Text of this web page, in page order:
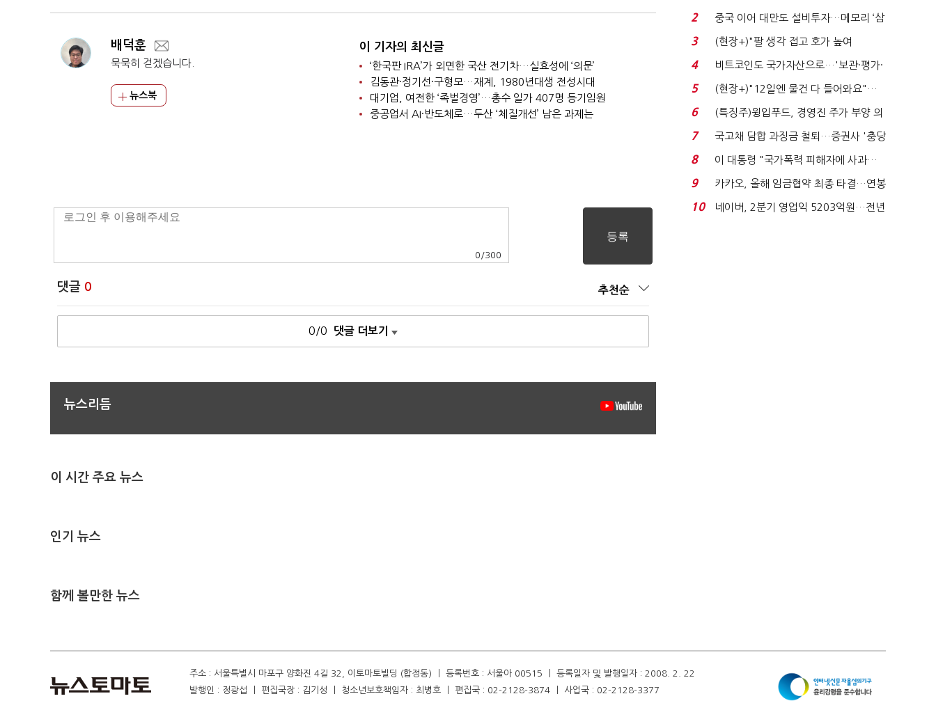
배덕훈
묵묵히 걷겠습니다.
뉴스북
이 기자의 최신글
‘한국판 IRA’가 외면한 국산 전기차…실효성에 ‘의문’
김동관·정기선·구형모…재계, 1980년대생 전성시대
대기업, 여전한 ‘족벌경영’…총수 일가 407명 등기임원
중공업서 AI·반도체로…두산 ‘체질개선’ 남은 과제는
0 /300
댓글 0 추천순
0/0 댓글 더보기
뉴스리듬
이 시간 주요 뉴스
인기 뉴스
함께 볼만한 뉴스
로봇·AI 등 논...
2
중국 이어 대만도 설비투자…메모리 ‘삼
국전쟁’
3
(현장+)"팔 생각 접고 호가 높여
요"…'덜 똘똘한 한 채' 20...
4
비트코인도 국가자산으로…'보관·평가·
처분' 기준은 ...
5
(현장+)"12일엔 물건 다 들어와요"…
빈 매대 채우며 문 연 ...
6
(특징주)윙입푸드, 경영진 주가 부양 의
지에 상한가...
7
국고채 담합 과징금 철퇴…증권사 '충당
금 폭탄' 우려...
8
이 대통령 "국가폭력 피해자에 사과…
적극적 조사로 진...
9
카카오, 올해 임금협약 최종 타결…연봉
6.3% 인상·격려...
10
네이버, 2분기 영업익 5203억원…전년
주소 : 서울특별시 마포구 양화진 4길 32, 이토마토빌딩 (합정동) ㅣ 등록번호 : 서울아 00515 ㅣ 등록일자 및 발행일자 : 2008. 2. 22
발행인 : 정광섭 ㅣ 편집국장 : 김기성 ㅣ 청소년보호책임자 : 최병호 ㅣ 편집국 : 02-2128-3874 ㅣ 사업국 : 02-2128-3377